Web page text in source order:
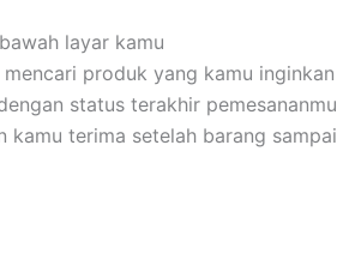
layar kamu
produk yang kamu inginkan
status terakhir pemesananmu
terima setelah barang sampai